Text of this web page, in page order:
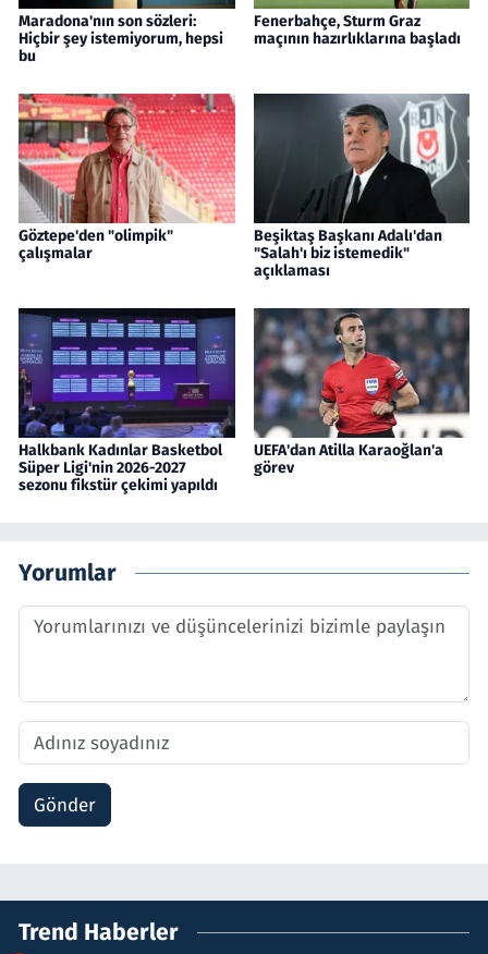
Maradona'nın son sözleri:
Hiçbir şey istemiyorum, hepsi
bu
Fenerbahçe, Sturm Graz
maçının hazırlıklarına başladı
Göztepe'den "olimpik"
çalışmalar
Beşiktaş Başkanı Adalı'dan
"Salah'ı biz istemedik"
açıklaması
Halkbank Kadınlar Basketbol
Süper Ligi'nin 2026-2027
sezonu fikstür çekimi yapıldı
UEFA'dan Atilla Karaoğlan'a
görev
Yorumlar
Gönder
Trend Haberler